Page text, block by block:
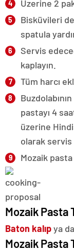
Üzerine 2
Bisküvileri
spatula
Servis
kaplayın.
Tüm harcı
pastayı 4
üzerine
olarak servis
Mozaik
Mozaik Pasta
Baton kalıpya da
Mozaik Pasta